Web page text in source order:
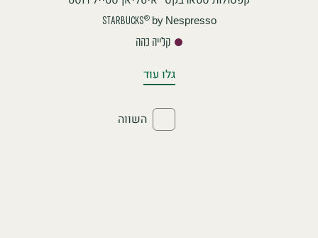
STARBUCKS®by Nespresso
קלייה כהה
גלו עוד
השווה